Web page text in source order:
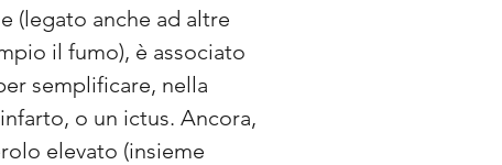
(legato anche ad altre
il fumo), è associato
semplificare, nella
o un ictus. Ancora,
elevato (insieme